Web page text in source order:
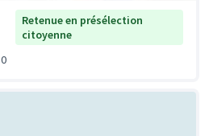
Retenue en présélection
citoyenne
0